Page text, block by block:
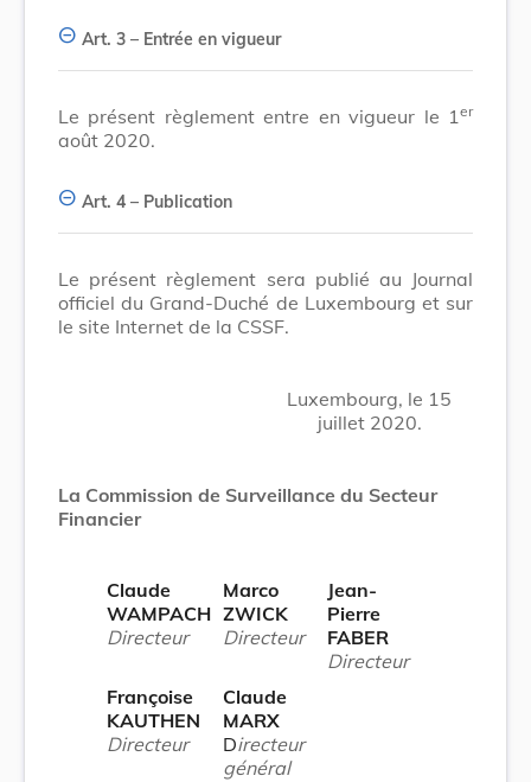
Art. 3 – Entrée en vigueur
Le présent règlement entre en vigueur le 1 er
août 2020.
Art. 4 – Publication
Le présent règlement sera publié au Journal
officiel du Grand-Duché de Luxembourg et sur
le site Internet de la CSSF.
Luxembourg, le 15
juillet 2020.
La Commission de Surveillance du Secteur
Financier
Claude
WAMPACH
Directeur
Marco
ZWICK
Directeur
Jean-
Pierre
FABER
Directeur
Françoise
KAUTHEN
Directeur
Claude
MARX
Directeur
général